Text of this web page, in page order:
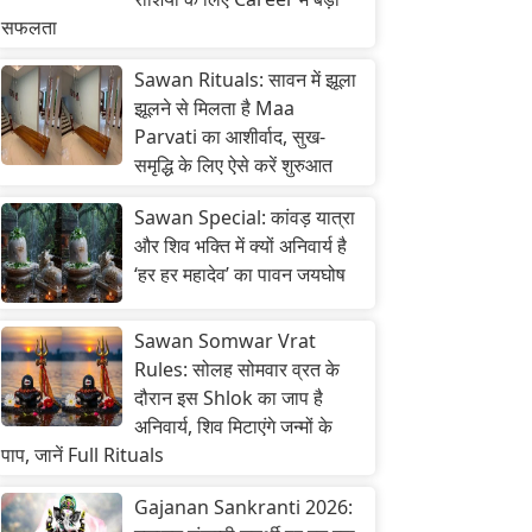
सफलता
Sawan Rituals: सावन में झूला
झूलने से मिलता है Maa
Parvati का आशीर्वाद, सुख-
समृद्धि के लिए ऐसे करें शुरुआत
Sawan Special: कांवड़ यात्रा
और शिव भक्ति में क्यों अनिवार्य है
‘हर हर महादेव’ का पावन जयघोष
Sawan Somwar Vrat
Rules: सोलह सोमवार व्रत के
दौरान इस Shlok का जाप है
अनिवार्य, शिव मिटाएंगे जन्मों के
पाप, जानें Full Rituals
Gajanan Sankranti 2026: